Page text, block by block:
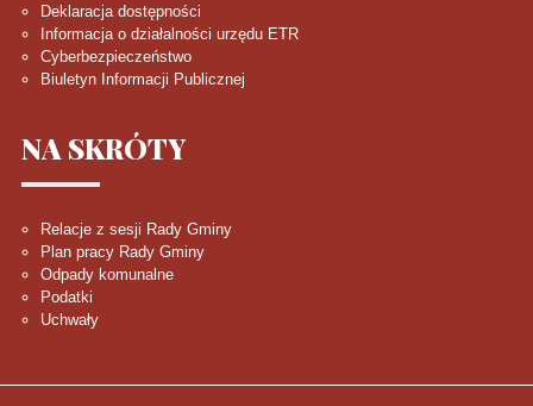
Deklaracja dostępności
Informacja o działalności urzędu ETR
Cyberbezpieczeństwo
Biuletyn Informacji Publicznej
NA SKRÓTY
Relacje z sesji Rady Gminy
Plan pracy Rady Gminy
Odpady komunalne
Podatki
Uchwały